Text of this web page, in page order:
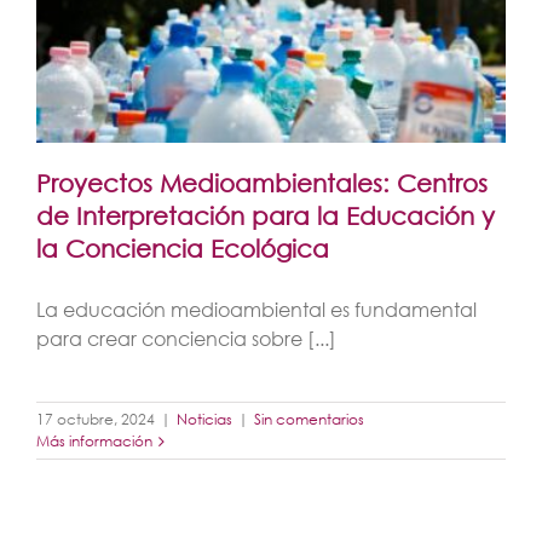
Proyectos Medioambientales: Centros
de Interpretación para la Educación y
la Conciencia Ecológica
La educación medioambiental es fundamental
para crear conciencia sobre [...]
17 octubre, 2024 | Noticias | Sin comentarios
Más información